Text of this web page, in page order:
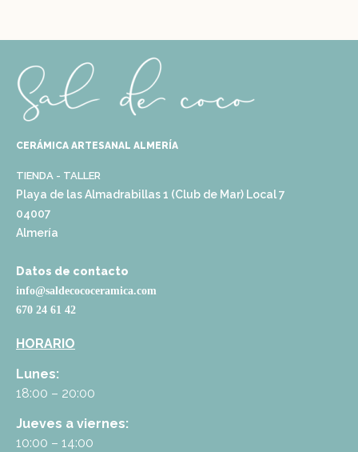
CERÁMICA ARTESANAL ALMERÍA
TIENDA - TALLER
Playa de las Almadrabillas 1 (Club de Mar) Local 7
04007
Almería
Datos de contacto
info@saldecococeramica.com
670 24 61 42
HORARIO
Lunes:
18:00 – 20:00
Jueves a viernes:
10:00 – 14:00